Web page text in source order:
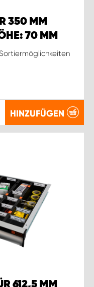
350 MM
70 MM
HINZUFÜGEN
612,5 MM